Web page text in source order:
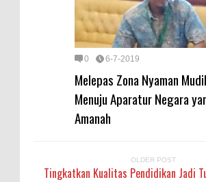
0 6-7-2019
Melepas Zona Nyaman
Menuju Aparatur Negara
Amanah
OLDER POST
Tingkatkan Kualitas Pendidikan Jadi